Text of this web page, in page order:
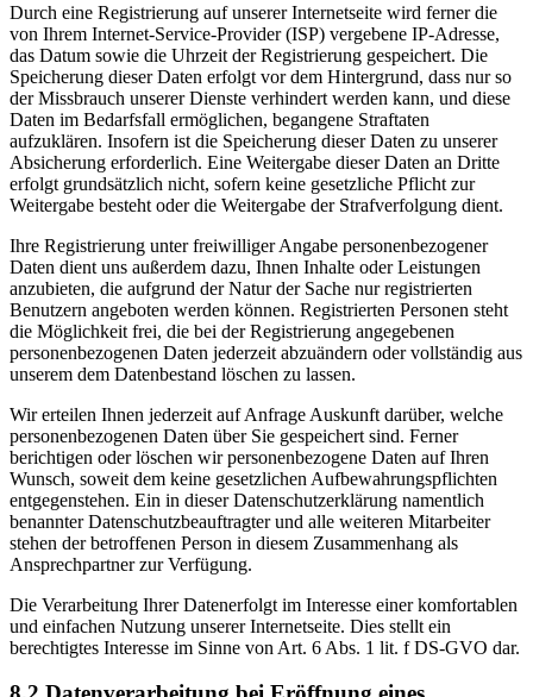
Durch eine Registrierung auf unserer Internetseite wird ferner die
von Ihrem Internet-Service-Provider (ISP) vergebene IP-Adresse,
das Datum sowie die Uhrzeit der Registrierung gespeichert. Die
Speicherung dieser Daten erfolgt vor dem Hintergrund, dass nur so
der Missbrauch unserer Dienste verhindert werden kann, und diese
Daten im Bedarfsfall ermöglichen, begangene Straftaten
aufzuklären. Insofern ist die Speicherung dieser Daten zu unserer
Absicherung erforderlich. Eine Weitergabe dieser Daten an Dritte
erfolgt grundsätzlich nicht, sofern keine gesetzliche Pflicht zur
Weitergabe besteht oder die Weitergabe der Strafverfolgung dient.
Ihre Registrierung unter freiwilliger Angabe personenbezogener
Daten dient uns außerdem dazu, Ihnen Inhalte oder Leistungen
anzubieten, die aufgrund der Natur der Sache nur registrierten
Benutzern angeboten werden können. Registrierten Personen steht
die Möglichkeit frei, die bei der Registrierung angegebenen
personenbezogenen Daten jederzeit abzuändern oder vollständig aus
unserem dem Datenbestand löschen zu lassen.
Wir erteilen Ihnen jederzeit auf Anfrage Auskunft darüber, welche
personenbezogenen Daten über Sie gespeichert sind. Ferner
berichtigen oder löschen wir personenbezogene Daten auf Ihren
Wunsch, soweit dem keine gesetzlichen Aufbewahrungspflichten
entgegenstehen. Ein in dieser Datenschutzerklärung namentlich
benannter Datenschutzbeauftragter und alle weiteren Mitarbeiter
stehen der betroffenen Person in diesem Zusammenhang als
Ansprechpartner zur Verfügung.
Die Verarbeitung Ihrer Datenerfolgt im Interesse einer komfortablen
und einfachen Nutzung unserer Internetseite. Dies stellt ein
berechtigtes Interesse im Sinne von Art. 6 Abs. 1 lit. f DS-GVO dar.